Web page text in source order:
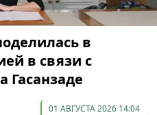
в
в связи с
Гасанзаде
01 АВГУСТА 2026 14:04